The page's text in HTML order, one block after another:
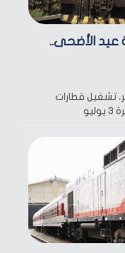
عيد الأضحى..
تشغيل قطارات